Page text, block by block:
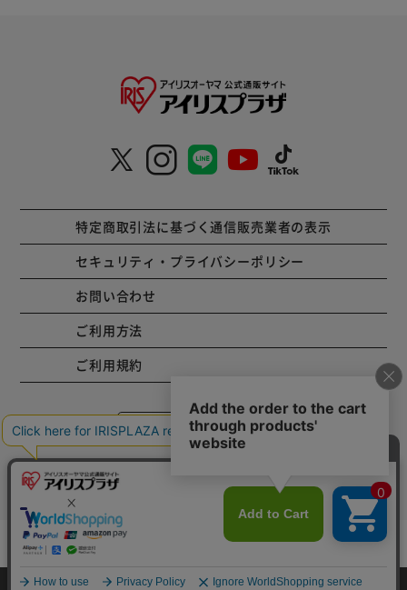
特定商取引法に基づく通信販売業者の表示
セキュリティ・プライバシーポリシー
お問い合わせ
ご利用方法
ご利用規約
コーポレートサイト
Copyright © 2001 IRISPLAZA. ALL Rights Reserved.